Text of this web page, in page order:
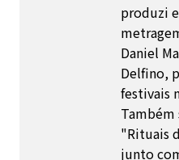
produzi
Daniel
Delfino,
festivais
"Rituais
junto